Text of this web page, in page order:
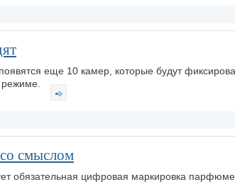
еще 10 камер, которые будут
смыслом
обязательная цифровая маркировка